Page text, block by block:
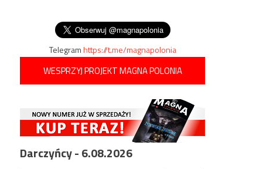
Telegramhttps://t.me/magnapolonia
WESPRZYJ PROJEKT MAGNA POLONIA
Darczyńcy - 6.08.2026